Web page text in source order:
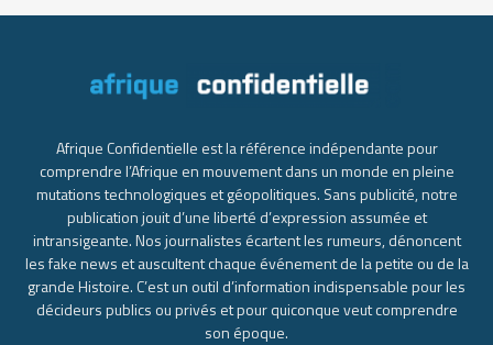
Afrique Confidentielle est la référence indépendante pour
comprendre l’Afrique en mouvement dans un monde en pleine
mutations technologiques et géopolitiques. Sans publicité, notre
publication jouit d’une liberté d’expression assumée et
intransigeante. Nos journalistes écartent les rumeurs, dénoncent
les fake news et auscultent chaque événement de la petite ou de la
grande Histoire. C’est un outil d’information indispensable pour les
décideurs publics ou privés et pour quiconque veut comprendre
son époque.